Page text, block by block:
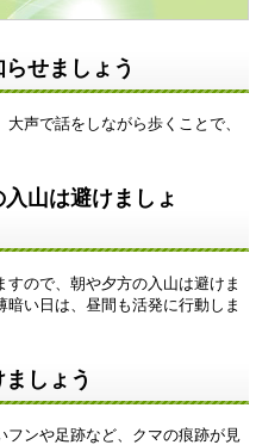
知らせましょう
声で話をしながら歩くことで、
山は避けましょ
ので、朝や夕方の入山は避けま
い日は、昼間も活発に行動しま
しょう
ンや足跡など、クマの痕跡が見